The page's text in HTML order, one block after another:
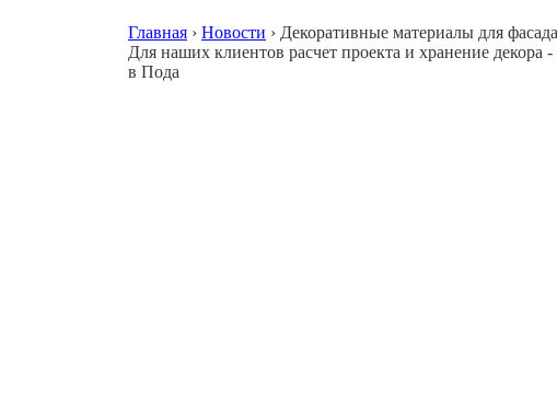
Главная › Новости › Декоративные материалы для
Для наших клиентов расчет проекта и хранение
в Пода